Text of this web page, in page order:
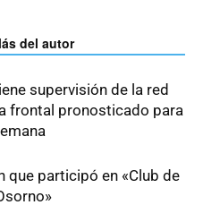
del autor
supervisión de la red
frontal pronosticado para
que participó en «Club de